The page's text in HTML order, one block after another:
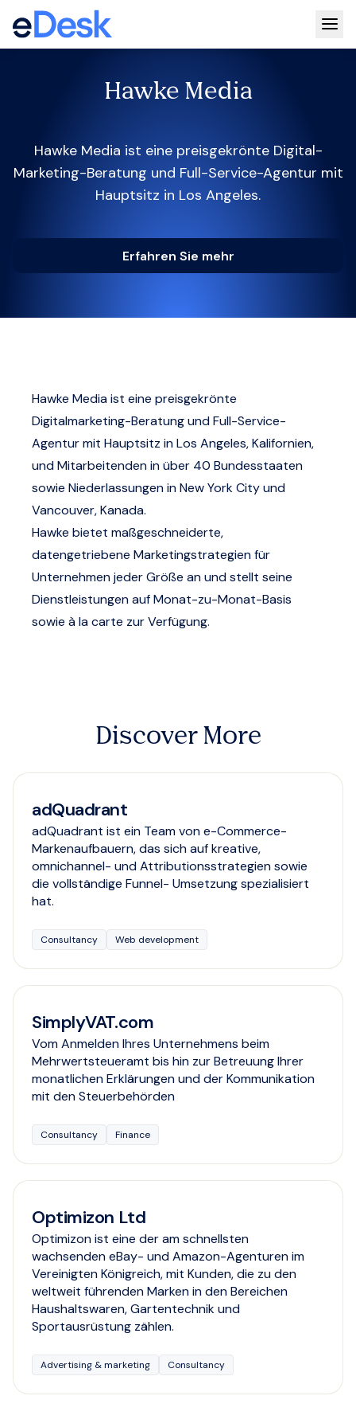
Hawke Media
Hawke Media ist eine preisgekrönte Digital-
Marketing-Beratung und Full-Service-Agentur mit
Hauptsitz in Los Angeles.
Erfahren Sie mehr
Hawke Media ist eine preisgekrönte
Digitalmarketing-Beratung und Full-Service-
Agentur mit Hauptsitz in Los Angeles, Kalifornien,
und Mitarbeitenden in über 40 Bundesstaaten
sowie Niederlassungen in New York City und
Vancouver, Kanada.
Hawke bietet maßgeschneiderte,
datengetriebene Marketingstrategien für
Unternehmen jeder Größe an und stellt seine
Dienstleistungen auf Monat-zu-Monat-Basis
sowie à la carte zur Verfügung.
Discover More
adQuadrant
adQuadrant ist ein Team von e-Commerce-
Markenaufbauern, das sich auf kreative,
omnichannel- und Attributionsstrategien sowie
die vollständige Funnel- Umsetzung spezialisiert
hat.
Consultancy Web development
SimplyVAT.com
Vom Anmelden Ihres Unternehmens beim
Mehrwertsteueramt bis hin zur Betreuung Ihrer
monatlichen Erklärungen und der Kommunikation
mit den Steuerbehörden
Consultancy Finance
Optimizon Ltd
Optimizon ist eine der am schnellsten
wachsenden eBay- und Amazon-Agenturen im
Vereinigten Königreich, mit Kunden, die zu den
weltweit führenden Marken in den Bereichen
Haushaltswaren, Gartentechnik und
Sportausrüstung zählen.
Advertising & marketing Consultancy